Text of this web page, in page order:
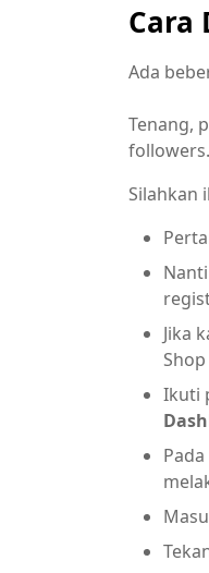
Cara
Ada
Tenang,
followers.
Silahkan
Jika
Ikuti